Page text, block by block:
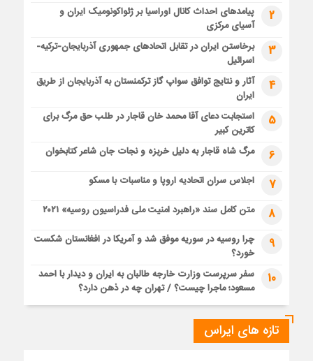
2
پیامدهای احداث کانال اوراسیا بر ژئواکونومیک ایران و
آسیای مرکزی
3
برخاستن ایران در تقابل اتحادهای جمهوری آذربایجان-ترکیه-
اسرائیل
4
آثار و نتایج توافق سواپ گاز ترکمنستان به آذربایجان از طریق
ایران
5
استجابت دعای آقا محمد خان قاجار در طلب حق مرگ برای
کاترین کبیر
6 مرگ شاه قاجار به دلیل خربزه و نجات جان شاعر کتابخوان
7 اجلاس سران اتحادیه اروپا و مناسبات با مسکو
8 متن کامل سند «راهبرد امنیت ملی فدراسیون روسیه» ۲۰۲۱
9
چرا روسیه در سوریه موفق شد و آمریکا در افغانستان شکست
خورد؟
10
سفر سرپرست وزارت خارجه طالبان به ایران و دیدار با احمد
مسعود؛ ماجرا چیست؟ / تهران چه در ذهن دارد؟
تازه های ایراس